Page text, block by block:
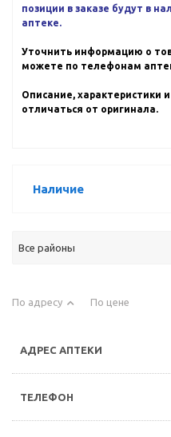
позиции в заказе будут в
аптеке.
Уточнить информацию о
можете по телефонам
Описание, характеристики
отличаться от оригинала.
Наличие
Все районы
По адресу По цене